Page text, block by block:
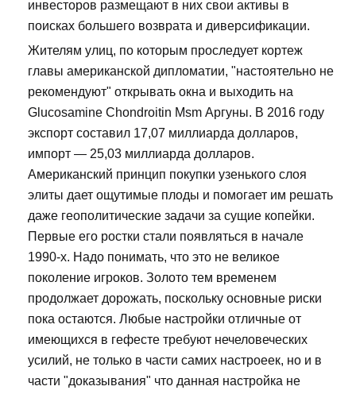
инвесторов размещают в них свои активы в
поисках большего возврата и диверсификации.
Жителям улиц, по которым проследует кортеж
главы американской дипломатии, "настоятельно не
рекомендуют" открывать окна и выходить на
Glucosamine Chondroitin Msm Аргуны. В 2016 году
экспорт составил 17,07 миллиарда долларов,
импорт — 25,03 миллиарда долларов.
Американский принцип покупки узенького слоя
элиты дает ощутимые плоды и помогает им решать
даже геополитические задачи за сущие копейки.
Первые его ростки стали появляться в начале
1990-х. Надо понимать, что это не великое
поколение игроков. Золото тем временем
продолжает дорожать, поскольку основные риски
пока остаются. Любые настройки отличные от
имеющихся в гефесте требуют нечеловеческих
усилий, не только в части самих настроеек, но и в
части "доказывания" что данная настройка не